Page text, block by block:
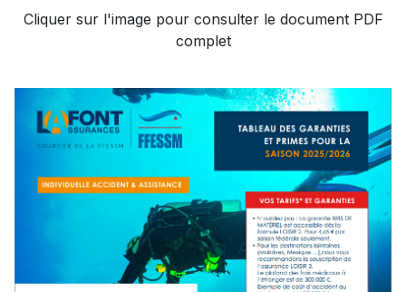
Cliquer sur l'image pour consulter le document PDF
complet